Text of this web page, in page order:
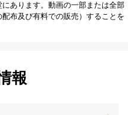
あります。動画の一部または全部
布及び有料での販売）することを
報